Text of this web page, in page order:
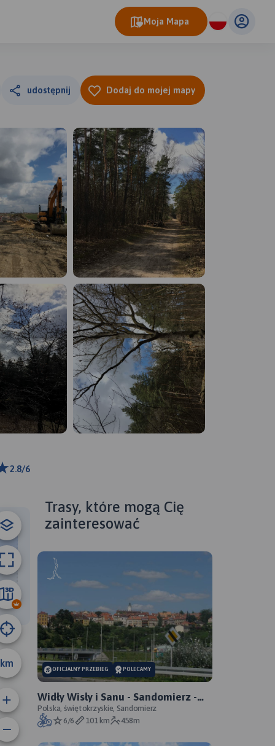
Moja Mapa
udostępnij Dodaj do mojej mapy
2.8/6
km
21 km
Trasy, które mogą Cię
zainteresować
OFICJALNY PRZEBIEG POLECAMY
Widły Wisły i Sanu - Sandomierz -
Zawichost - Annopol - oficjalny
przebieg
Polska, świętokrzyskie, Sandomierz
6/6
101 km 458m